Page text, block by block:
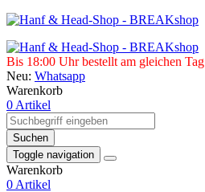
Bis 18:00 Uhr bestellt am gleichen
Neu: Whatsapp
Warenkorb
0 Artikel
Suchen
Toggle navigation
Warenkorb
0 Artikel